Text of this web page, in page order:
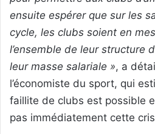
ensuite espérer que sur les
cycle, les clubs soient en
l’ensemble de leur structure
leur masse salariale », a
l’économiste du sport, qui
faillite de clubs est possible
pas immédiatement cette